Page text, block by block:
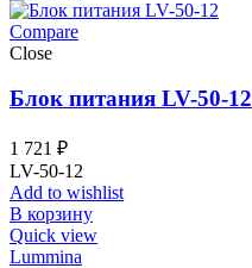
Compare
Close
Блок питания LV-50-12
1 721 ₽
LV-50-12
Add to wishlist
В корзину
Quick view
Lummina